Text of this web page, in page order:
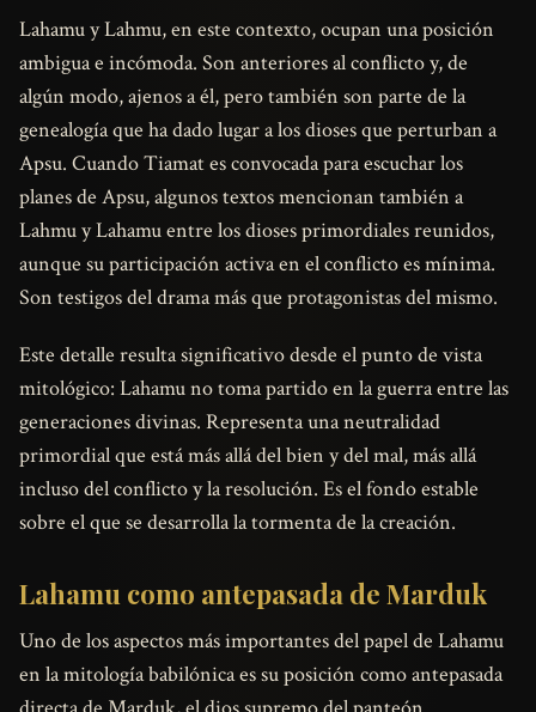
Lahamu y Lahmu, en este contexto, ocupan una posición
ambigua e incómoda. Son anteriores al conflicto y, de
algún modo, ajenos a él, pero también son parte de la
genealogía que ha dado lugar a los dioses que perturban a
Apsu. Cuando Tiamat es convocada para escuchar los
planes de Apsu, algunos textos mencionan también a
Lahmu y Lahamu entre los dioses primordiales reunidos,
aunque su participación activa en el conflicto es mínima.
Son testigos del drama más que protagonistas del mismo.
Este detalle resulta significativo desde el punto de vista
mitológico: Lahamu no toma partido en la guerra entre las
generaciones divinas. Representa una neutralidad
primordial que está más allá del bien y del mal, más allá
incluso del conflicto y la resolución. Es el fondo estable
sobre el que se desarrolla la tormenta de la creación.
Lahamu como antepasada de Marduk
Uno de los aspectos más importantes del papel de Lahamu
en la mitología babilónica es su posición como antepasada